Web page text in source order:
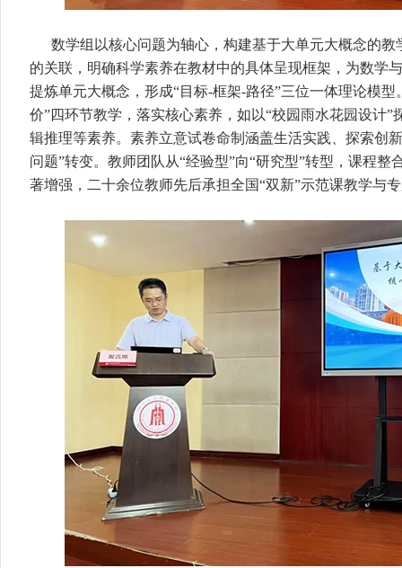
数学组以核心问题为轴心，构建基于大单元大概念的
的关联，明确科学素养在教材中的具体呈现框架，为数学
提炼单元大概念，形成“目标-框架-路径”三位一体理论模
价”四环节教学，落实核心素养，如以“校园雨水花园设计
辑推理等素养。素养立意试卷命制涵盖生活实践、探索创
问题”转变。教师团队从“经验型”向“研究型”转型，课程
著增强，二十余位教师先后承担全国“双新”示范课教学与